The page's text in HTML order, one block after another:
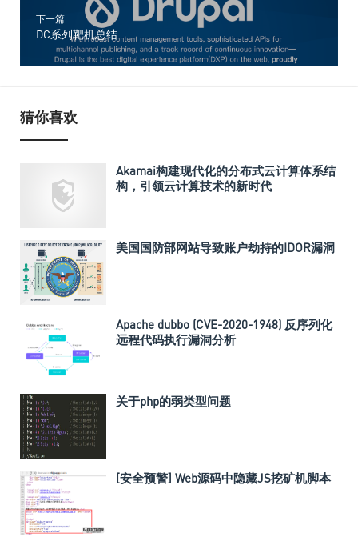
下一篇
DC系列靶机总结
猜你喜欢
Akamai构建现代化的分布式云计算体系结
构，引领云计算技术的新时代
美国国防部网站导致账户劫持的IDOR漏洞
Apache dubbo (CVE-2020-1948) 反序列化
远程代码执行漏洞分析
关于php的弱类型问题
[安全预警] Web源码中隐藏JS挖矿机脚本